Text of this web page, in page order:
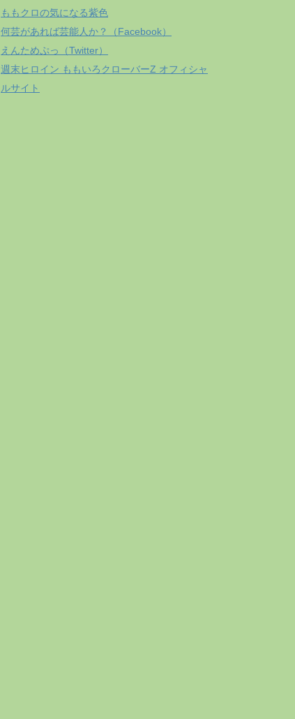
ももクロの気になる紫色
何芸があれば芸能人か？（Facebook）
えんためぷっ（Twitter）
週末ヒロイン ももいろクローバーZ オフィシャ
ルサイト